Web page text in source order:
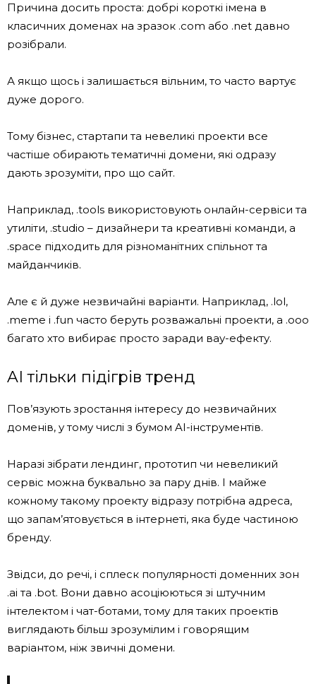
Причина досить проста: добрі короткі імена в
класичних доменах на зразок .com або .net давно
розібрали.
А якщо щось і залишається вільним, то часто вартує
дуже дорого.
Тому бізнес, стартапи та невеликі проекти все
частіше обирають тематичні домени, які одразу
дають зрозуміти, про що сайт.
Наприклад, .tools використовують онлайн-сервіси та
утиліти, .studio – дизайнери та креативні команди, а
.space підходить для різноманітних спільнот та
майданчиків.
Але є й дуже незвичайні варіанти. Наприклад, .lol,
.meme і .fun часто беруть розважальні проекти, а .ooo
багато хто вибирає просто заради вау-ефекту.
AI тільки підігрів тренд
Пов’язують зростання інтересу до незвичайних
доменів, у тому числі з бумом AI-інструментів.
Наразі зібрати лендинг, прототип чи невеликий
сервіс можна буквально за пару днів. І майже
кожному такому проекту відразу потрібна адреса,
що запам’ятовується в інтернеті, яка буде частиною
бренду.
Звідси, до речі, і сплеск популярності доменних зон
.ai та .bot. Вони давно асоціюються зі штучним
інтелектом і чат-ботами, тому для таких проектів
виглядають більш зрозумілим і говорящим
варіантом, ніж звичні домени.